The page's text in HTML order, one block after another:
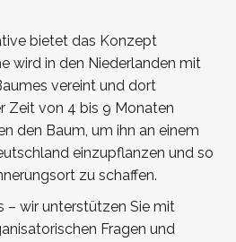
bietet das Konzept
wird in den Niederlanden mit
vereint und dort
Zeit von 4 bis 9 Monaten
den Baum, um ihn an einem
einzupflanzen und so
zu schaffen.
– wir unterstützen Sie mit
Fragen und